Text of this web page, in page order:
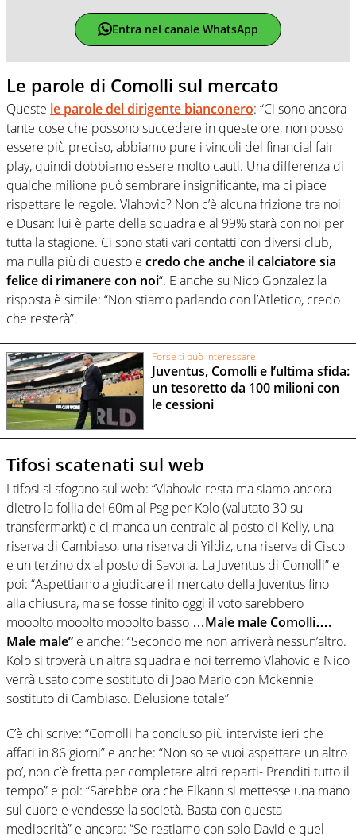
Entra nel canale WhatsApp
Le parole di Comolli sul mercato
Queste le parole del dirigente bianconero: “Ci sono ancora
tante cose che possono succedere in queste ore, non posso
essere più preciso, abbiamo pure i vincoli del financial fair
play, quindi dobbiamo essere molto cauti. Una differenza di
qualche milione può sembrare insignificante, ma ci piace
rispettare le regole. Vlahovic? Non c’è alcuna frizione tra noi
e Dusan: lui è parte della squadra e al 99% starà con noi per
tutta la stagione. Ci sono stati vari contatti con diversi club,
ma nulla più di questo e credo che anche il calciatore sia
felice di rimanere con noi“. E anche su Nico Gonzalez la
risposta è simile: “Non stiamo parlando con l’Atletico, credo
che resterà”.
Forse ti può interessare
Juventus, Comolli e l’ultima sfida:
un tesoretto da 100 milioni con
le cessioni
Tifosi scatenati sul web
I tifosi si sfogano sul web: “Vlahovic resta ma siamo ancora
dietro la follia dei 60m al Psg per Kolo (valutato 30 su
transfermarkt) e ci manca un centrale al posto di Kelly, una
riserva di Cambiaso, una riserva di Yildiz, una riserva di Cisco
e un terzino dx al posto di Savona. La Juventus di Comolli” e
poi: “Aspettiamo a giudicare il mercato della Juventus fino
alla chiusura, ma se fosse finito oggi il voto sarebbero
mooolto mooolto mooolto basso …Male male Comolli….
Male male” e anche: “Secondo me non arriverà nessun’altro.
Kolo si troverà un altra squadra e noi terremo Vlahovic e Nico
verrà usato come sostituto di Joao Mario con Mckennie
sostituto di Cambiaso. Delusione totale”
C’è chi scrive: “Comolli ha concluso più interviste ieri che
affari in 86 giorni” e anche: “Non so se vuoi aspettare un altro
po’, non c’è fretta per completare altri reparti- Prenditi tutto il
tempo” e poi: “Sarebbe ora che Elkann si mettesse una mano
sul cuore e vendesse la società. Basta con questa
mediocrità” e ancora: “Se restiamo con solo David e quel